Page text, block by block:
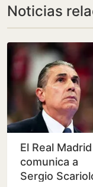
Noticias
El Real
comunica a
Sergio